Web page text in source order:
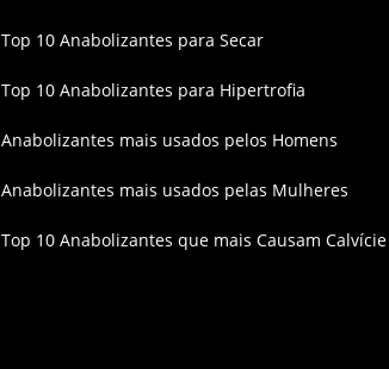
Top 10 Anabolizantes para Secar
Top 10 Anabolizantes para Hipertrofia
Anabolizantes mais usados pelos Homens
Anabolizantes mais usados pelas Mulheres
Top 10 Anabolizantes que mais Causam Calvície